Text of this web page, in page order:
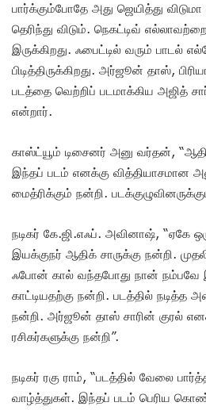
பார்க்கும்போதே அது ஜெயித்து
தெரிந்து விடும். நெகட்டிவ்
இருக்கிறது. ஃபைட்டில் வரும் பாடல்
பிடித்திருக்கிறது. அர்ஜூன் தாஸ்,
படத்தை வெற்றிப் படமாக்கிய அஜித்
என்றார்.
காஸ்ட்யூம் டிசைனர் அனு வர்தன்,
இந்தப் படம் எனக்கு வித்தியாசமான
மைத்ரிக்கும் நன்றி.
நடிகர் கே.ஜி.எஃப். அவினாஷ், “ஏகே
இயக்குநர் ஆதிக் சாருக்கு நன்றி.
ஃபோன் கால் வந்தபோது நான்
காட்டியதற்கு நன்றி. படத்தில் நடித்த
நன்றி. அர்ஜூன் தாஸ் சாரின் குரல்
ரசிகர்களுக்கு நன்றி”.
நடிகர் ரகு ராம், “படத்தில் வேலை
வாழ்த்துகள். இந்தப் படம் பெரிய